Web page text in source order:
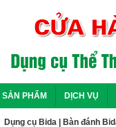
SẢN PHẨM DỊCH VỤ
Dụng cụ Bida Bàn đánh